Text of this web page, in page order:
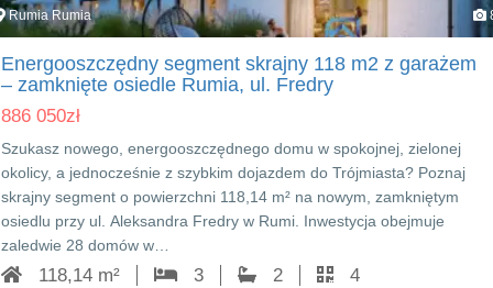
Rumia Rumia
Energooszczędny segment skrajny 118 m2 z garażem
– zamknięte osiedle Rumia, ul. Fredry
886 050zł
Szukasz nowego, energooszczędnego domu w spokojnej, zielonej
okolicy, a jednocześnie z szybkim dojazdem do Trójmiasta? Poznaj
skrajny segment o powierzchni 118,14 m² na nowym, zamkniętym
osiedlu przy ul. Aleksandra Fredry w Rumi. Inwestycja obejmuje
zaledwie 28 domów w…
118,14 m² 3 2 4